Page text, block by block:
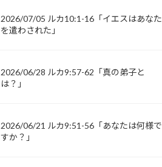
2026/07/05 ルカ10:1-16「イエスはあなた
を遣わされた」
2026/06/28 ルカ9:57-62「真の弟子と
は？」
2026/06/21 ルカ9:51-56「あなたは何様で
すか？」